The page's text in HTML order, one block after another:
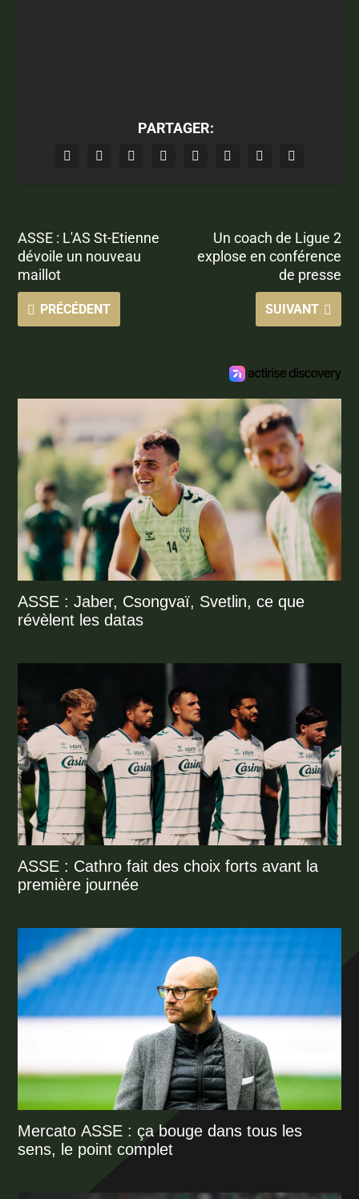
PARTAGER:
ASSE : L'AS St-Etienne
dévoile un nouveau
maillot
PRÉCÉDENT
Un coach de Ligue 2
explose en conférence
de presse
SUIVANT
ASSE : Jaber, Csongvaï, Svetlin, ce que
révèlent les datas
ASSE : Cathro fait des choix forts avant la
première journée
Mercato ASSE : ça bouge dans tous les
sens, le point complet